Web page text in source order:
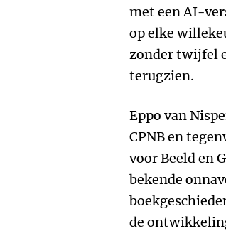
met een AI-
op elke
zonder twijfel
terugzien.
Eppo van
CPNB en
voor Beeld en
bekende
de